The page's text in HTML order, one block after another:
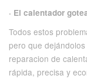
· El calentador
Todos estos
pero que
reparacion de
rápida, precisa y